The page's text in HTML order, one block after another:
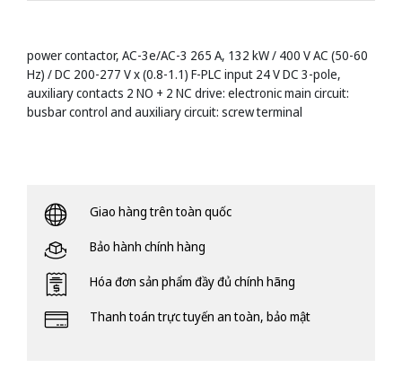
power contactor, AC-3e/AC-3 265 A, 132 kW / 400 V AC (50-60
Hz) / DC 200-277 V x (0.8-1.1) F-PLC input 24 V DC 3-pole,
auxiliary contacts 2 NO + 2 NC drive: electronic main circuit:
busbar control and auxiliary circuit: screw terminal
Giao hàng trên toàn quốc
Bảo hành chính hàng
Hóa đơn sản phẩm đầy đủ chính hãng
Thanh toán trực tuyến an toàn, bảo mật